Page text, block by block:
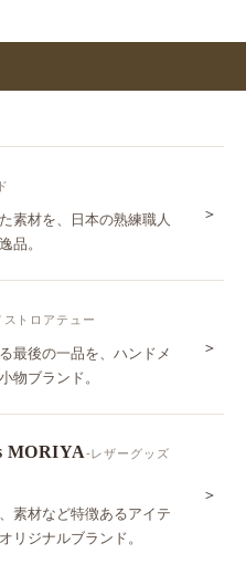
素材を、日本の熟練職人
品。
＞
ストロアテュー
最後の一品を、ハンドメ
物ブランド。
＞
MORIYA-レザーグッズ
素材など特徴あるアイテ
リジナルブランド。
＞